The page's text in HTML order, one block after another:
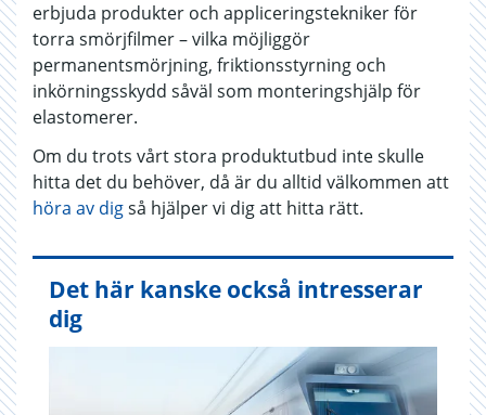
erbjuda produkter och appliceringstekniker för
torra smörjfilmer – vilka möjliggör
permanentsmörjning, friktionsstyrning och
inkörningsskydd såväl som monteringshjälp för
elastomerer.
Om du trots vårt stora produktutbud inte skulle
hitta det du behöver, då är du alltid välkommen att
höra av digså hjälper vi dig att hitta rätt.
Det här kanske också intresserar
dig